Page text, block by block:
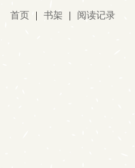
首页 书架 阅读记录